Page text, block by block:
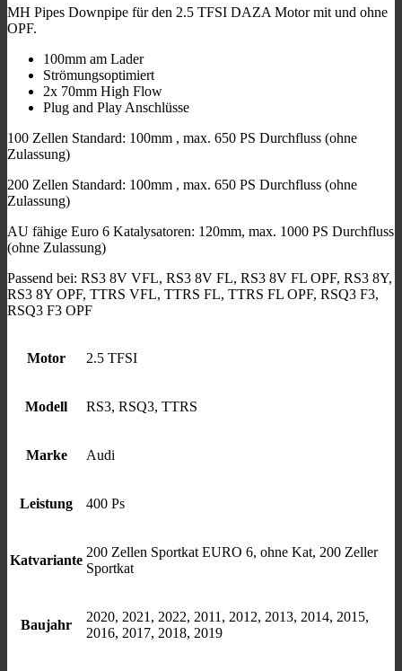
MH Pipes Downpipe für den 2.5 TFSI DAZA Motor mit und ohne
OPF.
100mm am Lader
Strömungsoptimiert
2x 70mm High Flow
Plug and Play Anschlüsse
100 Zellen Standard: 100mm , max. 650 PS Durchfluss (ohne
Zulassung)
200 Zellen Standard: 100mm , max. 650 PS Durchfluss (ohne
Zulassung)
AU fähige Euro 6 Katalysatoren: 120mm, max. 1000 PS Durchfluss
(ohne Zulassung)
Passend bei: RS3 8V VFL, RS3 8V FL, RS3 8V FL OPF, RS3 8Y,
RS3 8Y OPF, TTRS VFL, TTRS FL, TTRS FL OPF, RSQ3 F3,
RSQ3 F3 OPF
Motor 2.5 TFSI
Modell RS3, RSQ3, TTRS
Marke Audi
Leistung 400 Ps
Katvariante
200 Zellen Sportkat EURO 6, ohne Kat, 200 Zeller
Sportkat
Baujahr
2020, 2021, 2022, 2011, 2012, 2013, 2014, 2015,
2016, 2017, 2018, 2019